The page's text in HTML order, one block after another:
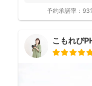
予約承諾率：
こもれび